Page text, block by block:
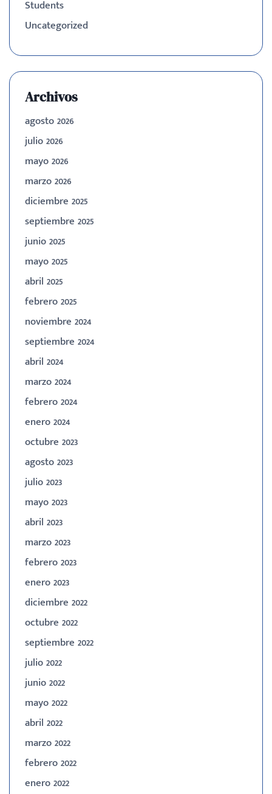
Students
Uncategorized
Archivos
agosto 2026
julio 2026
mayo 2026
marzo 2026
diciembre 2025
septiembre 2025
junio 2025
mayo 2025
abril 2025
febrero 2025
noviembre 2024
septiembre 2024
abril 2024
marzo 2024
febrero 2024
enero 2024
octubre 2023
agosto 2023
julio 2023
mayo 2023
abril 2023
marzo 2023
febrero 2023
enero 2023
diciembre 2022
octubre 2022
septiembre 2022
julio 2022
junio 2022
mayo 2022
abril 2022
marzo 2022
febrero 2022
enero 2022